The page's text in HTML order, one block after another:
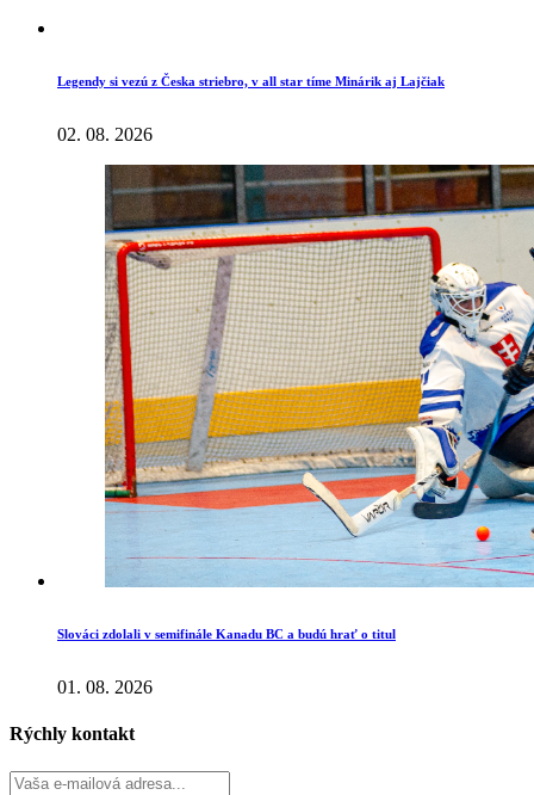
Legendy si vezú z Česka striebro, v all star tíme Minárik aj Lajčiak
02. 08. 2026
Slováci zdolali v semifinále Kanadu BC a budú hrať o titul
01. 08. 2026
Rýchly kontakt